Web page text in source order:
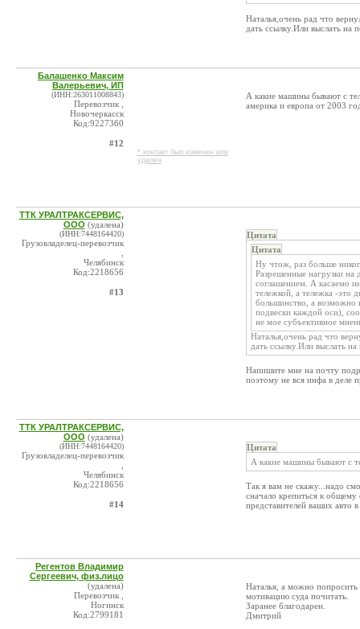
Наталья,очень рад что
дать ссылку.Или выслать
Балашенко Максим
Валерьевич, ИП
(ИНН:263011008843)
Перевозчик ,
Новочеркасск
Код:9227360
#12
* контакт был изменен или
удален
А какие машины бывают с
америка и европа от 2003
ТТК УРАЛТРАКСЕРВИС,
ООО (удалена)
(ИНН:7448164420)
Грузовладелец-перевозчик
Челябинск
Код:2218656
#13
Цитата
Цитата
Ну чтож, раз больше
Разрешенные нагрузки
соглашением. А касаемо
тележкой, а тележка -это
большинство, а возможно
подвески каждой оси),
не мое субъективное
Наталья,очень рад что
дать ссылку.Или выслать
Напишите мне на почту
поэтому не вся инфа в деле
ТТК УРАЛТРАКСЕРВИС,
ООО (удалена)
(ИНН:7448164420)
Грузовладелец-перевозчик
Челябинск
Код:2218656
#14
Цитата
А какие машины бывают с
Так я вам не скажу...надо
сначало крепиться к
представителей ваших авто
Регентов Владимир
Сергеевич, физ.лицо
(удалена)
Перевозчик ,
Ногинск
Код:2799181
Наталья, а можно
мотивацию суда почитать.
Заранее благодарен.
Дмитрий